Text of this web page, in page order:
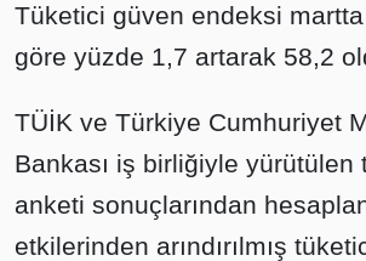
Tüketici güven endeksi
göre yüzde 1,7 artarak 58,2
TÜİK ve Türkiye Cumhuriyet
Bankası iş birliğiyle yürütülen
anketi sonuçlarından
etkilerinden arındırılmış